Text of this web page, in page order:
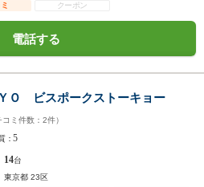
クーポン
電話する
Ｏ ビスポークストーキョー
コミ件数： 2件）
：5
14台
東京都 23区